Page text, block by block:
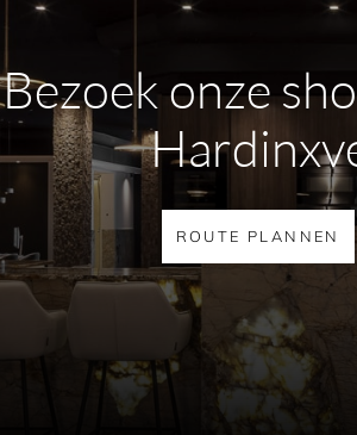
Bezoek onze
ROUTE PLANNEN